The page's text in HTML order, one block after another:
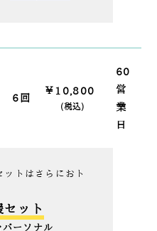
6回
￥10,800
(税込)
60
営
業
日
ットはさらにおト
セット
ーソナル